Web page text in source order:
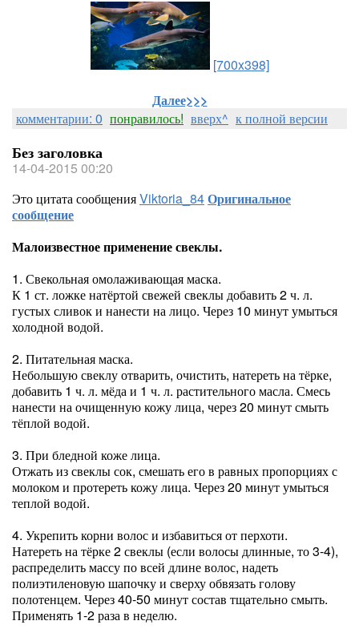
[700x398]
Далее>>>
комментарии: 0 понравилось! вверх^ к полной версии
Без заголовка
14-04-2015 00:20
Это цитата сообщенияViktoria_84Оригинальное
сообщение
Малоизвестное применение свеклы.
1. Свекольная омолаживающая маска.
К 1 ст. ложке натёртой свежей свеклы добавить 2 ч. л.
густых сливок и нанести на лицо. Через 10 минут умыться
холодной водой.
2. Питательная маска.
Небольшую свеклу отварить, очистить, натереть на тёрке,
добавить 1 ч. л. мёда и 1 ч. л. растительного масла. Смесь
нанести на очищенную кожу лица, через 20 минут смыть
тёплой водой.
3. При бледной коже лица.
Отжать из свеклы сок, смешать его в равных пропорциях с
молоком и протереть кожу лица. Через 20 минут умыться
теплой водой.
4. Укрепить корни волос и избавиться от перхоти.
Натереть на тёрке 2 свеклы (если волосы длинные, то 3-4),
распределить массу по всей длине волос, надеть
полиэтиленовую шапочку и сверху обвязать голову
полотенцем. Через 40-50 минут состав тщательно смыть.
Применять 1-2 раза в неделю.